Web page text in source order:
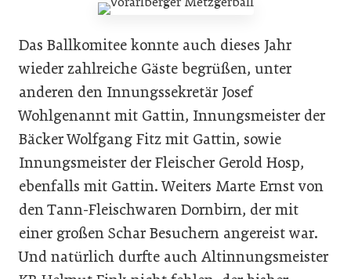
Das Ballkomitee konnte auch dieses Jahr
wieder zahlreiche Gäste begrüßen, unter
anderen den Innungssekretär Josef
Wohlgenannt mit Gattin, Innungsmeister der
Bäcker Wolfgang Fitz mit Gattin, sowie
Innungsmeister der Fleischer Gerold Hosp,
ebenfalls mit Gattin. Weiters Marte Ernst von
den Tann-Fleischwaren Dornbirn, der mit
einer großen Schar Besuchern angereist war.
Und natürlich durfte auch Altinnungsmeister